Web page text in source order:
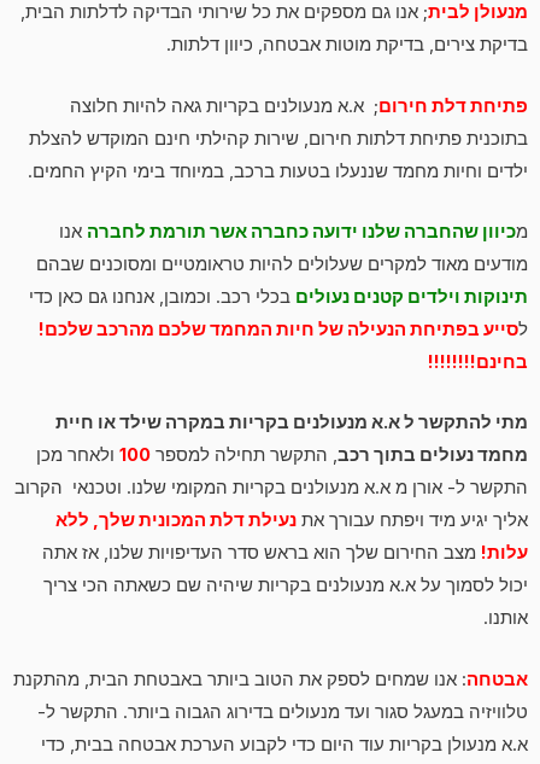
מנעולן לבית; אנו גם מספקים את כל שירותי הבדיקה לדלתות הבית,
בדיקת צירים, בדיקת מוטות אבטחה, כיוון דלתות.
פתיחת דלת חירום; א.א מנעולנים בקריות גאה להיות חלוצה
בתוכנית פתיחת דלתות חירום, שירות קהילתי חינם המוקדש להצלת
ילדים וחיות מחמד שננעלו בטעות ברכב, במיוחד בימי הקיץ החמים.
מכיוון שהחברה שלנו ידועה כחברה אשר תורמת לחברה אנו
מודעים מאוד למקרים שעלולים להיות טראומטיים ומסוכנים שבהם
תינוקות וילדים קטנים נעולים בכלי רכב. וכמובן, אנחנו גם כאן כדי
לסייע בפתיחת הנעילה של חיות המחמד שלכם מהרכב שלכם!
בחינם!!!!!!!!
מתי להתקשר ל א.א מנעולנים בקריות במקרה שילד או חיית
מחמד נעולים בתוך רכב, התקשר תחילה למספר 100 ולאחר מכן
התקשר ל- אורן מ א.א מנעולנים בקריות המקומי שלנו. וטכנאי הקרוב
אליך יגיע מיד ויפתח עבורך את נעילת דלת המכונית שלך, ללא
עלות! מצב החירום שלך הוא בראש סדר העדיפויות שלנו, אז אתה
יכול לסמוך על א.א מנעולנים בקריות שיהיה שם כשאתה הכי צריך
אותנו.
אבטחה: אנו שמחים לספק את הטוב ביותר באבטחת הבית, מהתקנת
טלוויזיה במעגל סגור ועד מנעולים בדירוג הגבוה ביותר. התקשר ל-
א.א מנעולן בקריות עוד היום כדי לקבוע הערכת אבטחה בבית, כדי